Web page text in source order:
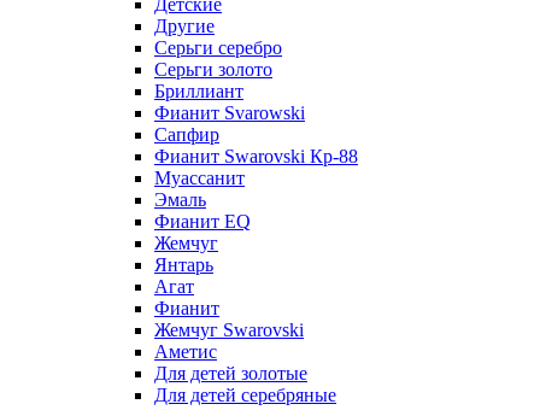
Детские
Другие
Серьги серебро
Серьги золото
Бриллиант
Фианит Svarowski
Сапфир
Фианит Swarovski Кр-88
Муассанит
Эмаль
Фианит EQ
Жемчуг
Янтарь
Агат
Фианит
Жемчуг Swarovski
Аметис
Для детей золотые
Для детей серебряные